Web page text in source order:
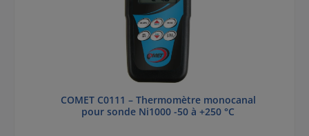
COMET C0111 – Thermomètre monocanal
pour sonde Ni1000 -50 à +250 °C